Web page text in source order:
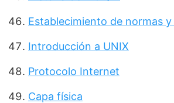
Establecimiento de normas
Introducción a UNIX
Protocolo Internet
Capa física